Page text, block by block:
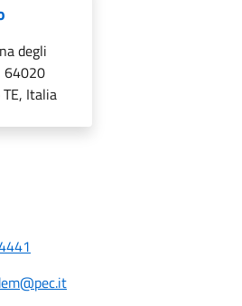
degli
64020
Italia